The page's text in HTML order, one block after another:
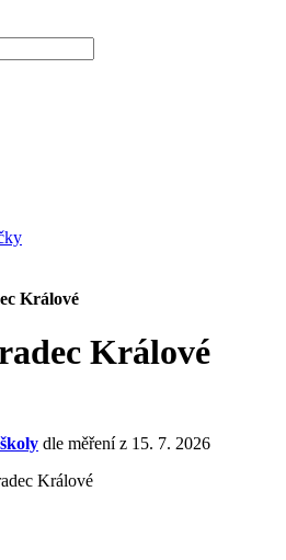
Králové
Králové
dle měření z 15. 7. 2026